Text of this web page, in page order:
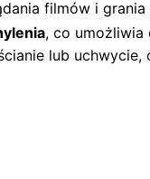
filmów i
, co umożliwia
lub